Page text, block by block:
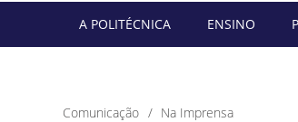
A POLITÉCNICA ENSINO
Comunicação Na Imprensa